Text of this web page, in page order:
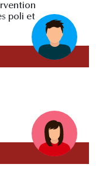
poli et